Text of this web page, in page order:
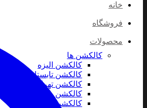
خانه
فروشگاه
محصولات
کالکشن ها
کالکشن الیزه
کالکشن تابستان
کالکشن تهران
کالکشن روز پدر
کالکشن روز مادر